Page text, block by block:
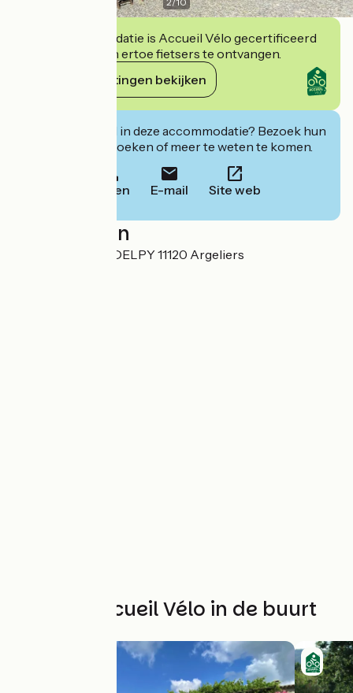
Deze accommodatie is Accueil Vélo gecertificeerd
en verbindt zich ertoe fietsers te ontvangen.
Haar verplichtingen bekijken
Geïnteresseerd in deze accommodatie? Bezoek hun
website om te boeken of meer te weten te komen.
Bellen E-mail Site web
Localisation
22 RUE ALFRED DELPY 11120 Argeliers
Andere Accueil Vélo in de buurt